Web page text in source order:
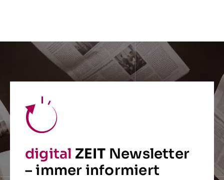
digital ZEIT Newsletter
– immer informiert